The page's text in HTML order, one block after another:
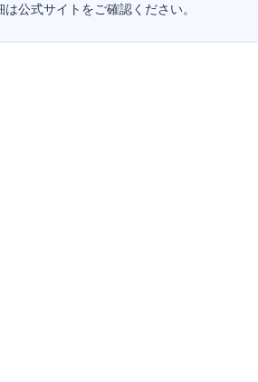
公式サイトをご確認ください。